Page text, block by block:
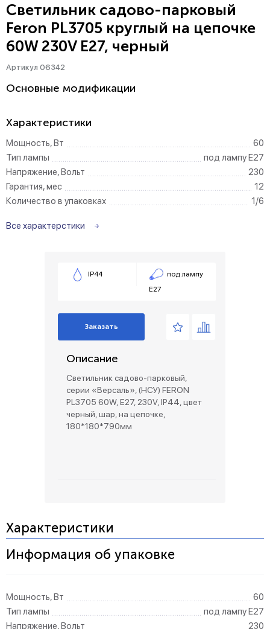
Светильник садово-парковый
Feron PL3705 круглый на цепочке
60W 230V E27, черный
Артикул 06342
Основные модификации
Характеристики
Мощность, Вт
60
Тип лампы
под лампу Е27
Напряжение, Вольт
230
Гарантия, мес
12
Количество в упаковках
1/6
Все характерстики
IP44
под лампу
Е27
Заказать
Описание
Светильник садово-парковый,
серии «Версаль», (НСУ) FERON
PL3705 60W, E27, 230V, IP44, цвет
черный, шар, на цепочке,
180*180*790мм
Характеристики
Информация об упаковке
Мощность, Вт
60
Тип лампы
под лампу Е27
Напряжение, Вольт
230